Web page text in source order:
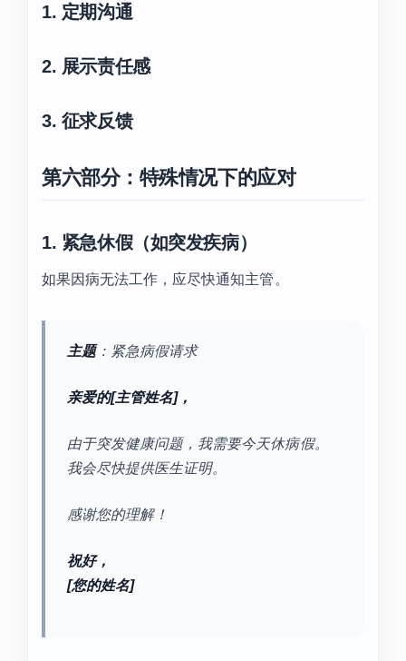
1. 定期沟通
2. 展示责任感
3. 征求反馈
第六部分：特殊情况下的应对
1. 紧急休假（如突发疾病）
如果因病无法工作，应尽快通知主管。
主题：紧急病假请求
亲爱的[主管姓名]，
由于突发健康问题，我需要今天休病假。
我会尽快提供医生证明。
感谢您的理解！
祝好，
[您的姓名]